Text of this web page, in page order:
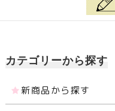
カテゴリーから探す
新商品から探す